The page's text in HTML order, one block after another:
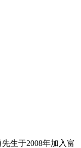
生于2008年加入富